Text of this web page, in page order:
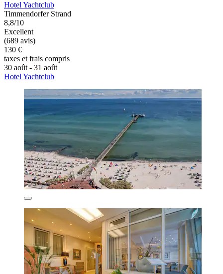
Hotel Yachtclub
Timmendorfer Strand
8,8/10
Excellent
(689 avis)
130 €
taxes et frais compris
30 août - 31 août
Hotel Yachtclub